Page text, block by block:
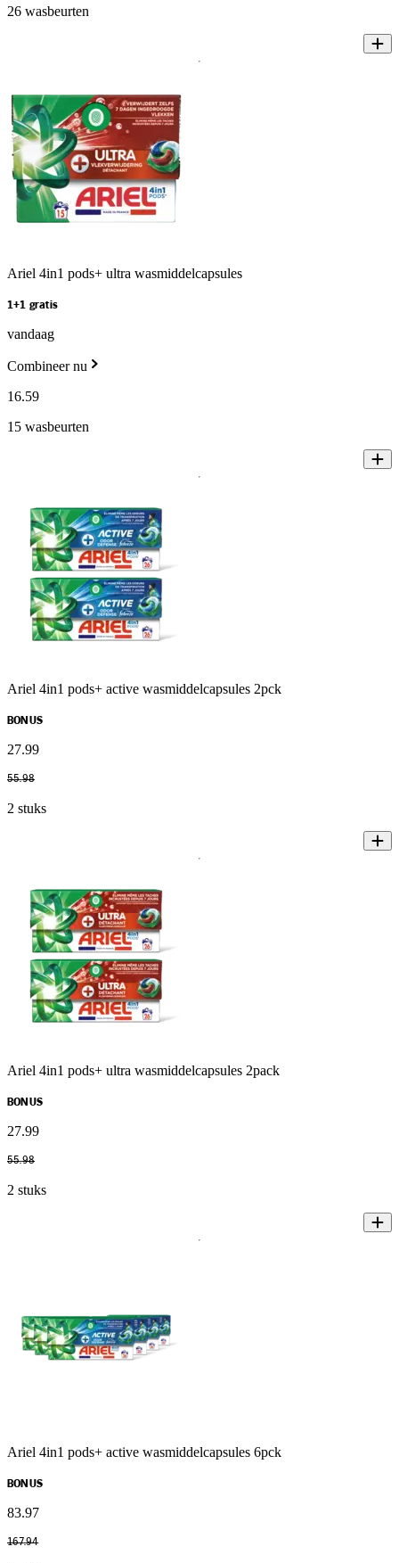
26 wasbeurten
Ariel 4in1 pods+ ultra wasmiddelcapsules
1+1 gratis
vandaag
Combineer nu
16.59
15 wasbeurten
Ariel 4in1 pods+ active wasmiddelcapsules 2pck
BONUS
27.99
55.98
2 stuks
Ariel 4in1 pods+ ultra wasmiddelcapsules 2pack
BONUS
27.99
55.98
2 stuks
Ariel 4in1 pods+ active wasmiddelcapsules 6pck
BONUS
83.97
167.94